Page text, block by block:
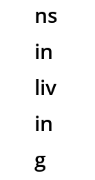
ns
in
liv
in
g